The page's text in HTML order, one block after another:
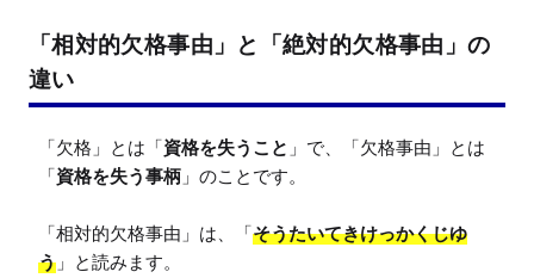
「相対的欠格事由」と「絶対的欠格事由」の
違い
「欠格」とは「資格を失うこと 」で、「欠格事由」とは
「資格を失う事柄 」のことです。
「相対的欠格事由」は、「そうたいてきけっかくじゆ
う 」と読みます。